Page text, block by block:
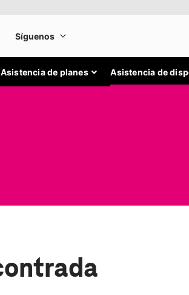
Asistencia de planes Asistencia de